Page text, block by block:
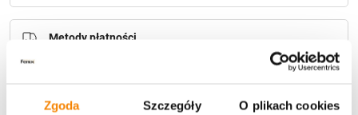
Zgoda Szczegóły O plikach cookies
Metody płatności